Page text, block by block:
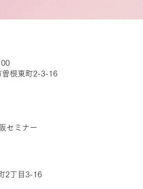
曽根東町2-3-16
セミナー
2丁目3-16